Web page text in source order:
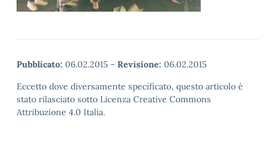
Pubblicato: 06.02.2015 - Revisione: 06.02.2015
Eccetto dove diversamente specificato, questo articolo è
stato rilasciato sotto Licenza Creative Commons
Attribuzione 4.0 Italia.